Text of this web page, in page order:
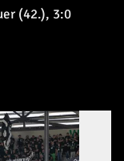
(42.), 3:0